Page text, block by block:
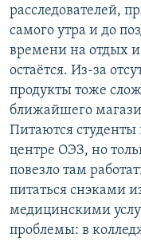
расследователей,
самого утра и до
времени на отдых
остаётся. Из-за
продукты тоже
ближайшего
Питаются студенты
центре ОЭЗ, но
повезло там
питаться снэками
медицинскими
проблемы: в